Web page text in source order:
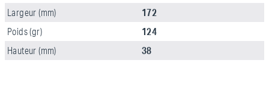
Largeur (mm) 172
Poids (gr) 124
Hauteur (mm) 38